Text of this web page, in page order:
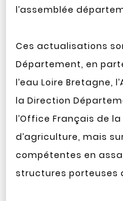
l’assemblée
Ces actualisations
Département, en
l’eau Loire Bretagne,
la Direction
l’Office Français de
d’agriculture, mais
compétentes en
structures porteuses